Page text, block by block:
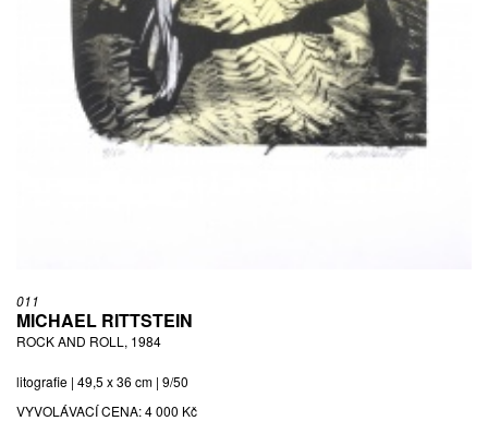
011
MICHAEL RITTSTEIN
ROCK AND ROLL, 1984
litografie | 49,5 x 36 cm | 9/50
VYVOLÁVACÍ CENA:4 000 Kč